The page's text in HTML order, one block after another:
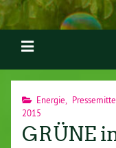
Energie
2015
GRÜNE